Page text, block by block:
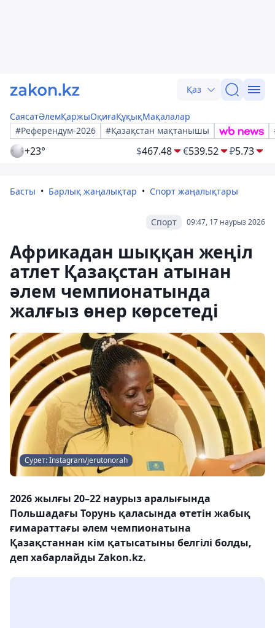
Қаз
СаясатӘлемҚаржыОқиғаҚұқықМақалалар
#Референдум-2026
#Қазақстан мақтанышы
+23° $467.48 €539.52 ₽5.73
Басты Барлық жаңалықтар Спорт жаңалықтары
09:47, 17 наурыз 2026
Спорт
Африкадан шыққан жеңіл
атлет Қазақстан атынан
әлем чемпионатында
жалғыз өнер көрсетеді
Сурет: Instagram/jerutonorah
2026 жылғы 20–22 наурыз аралығында
Польшадағы Торунь қаласында өтетін жабық
ғимараттағы әлем чемпионатына
Қазақстаннан кім қатысатыны белгілі болды,
деп хабарлайды Zakon.kz.